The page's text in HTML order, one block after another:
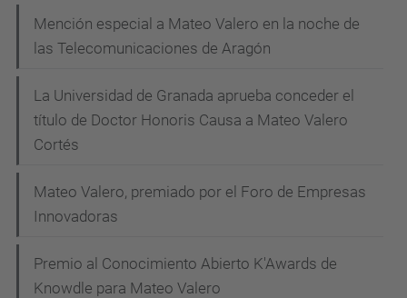
Mención especial a Mateo Valero en la noche de
las Telecomunicaciones de Aragón
La Universidad de Granada aprueba conceder el
título de Doctor Honoris Causa a Mateo Valero
Cortés
Mateo Valero, premiado por el Foro de Empresas
Innovadoras
Premio al Conocimiento Abierto K'Awards de
Knowdle para Mateo Valero